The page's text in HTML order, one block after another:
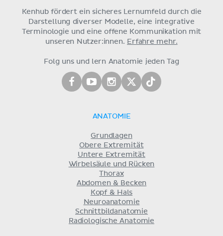
Kenhub fördert ein sicheres Lernumfeld durch die
Darstellung diverser Modelle, eine integrative
Terminologie und eine offene Kommunikation mit
unseren Nutzer:innen. Erfahre mehr.
Folg uns und lern Anatomie jeden Tag
ANATOMIE
Grundlagen
Obere Extremität
Untere Extremität
Wirbelsäule und Rücken
Thorax
Abdomen & Becken
Kopf & Hals
Neuroanatomie
Schnittbildanatomie
Radiologische Anatomie